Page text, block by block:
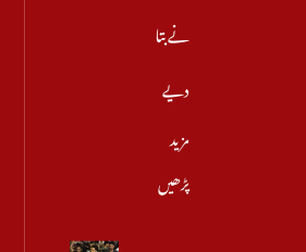
نے بتا
دیے
مزید
پڑھیں